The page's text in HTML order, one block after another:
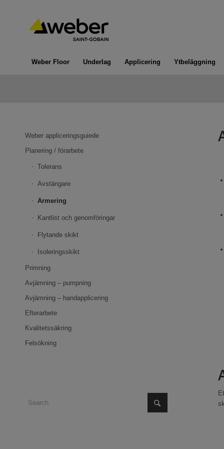
Weber Floor Underlag Applicering Ytbeläggning
Weber appliceringsguiede
Planering / förarbete
Tolerans
Avstängare
Armering
Kantlist och genomföringar
Flytande skikt
Isoleringsskikt
Primning
Avjämning – pumpning
Avjämning – handapplicering
Efterarbete
Kvalitetssäkring
Felsökning